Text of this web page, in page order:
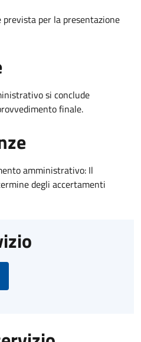
per la presentazione
si conclude
finale.
amministrativo: Il
degli accertamenti